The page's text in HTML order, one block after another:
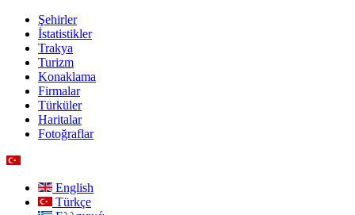
Şehirler
İstatistikler
Trakya
Turizm
Konaklama
Firmalar
Türküler
Haritalar
Fotoğraflar
English
Türkçe